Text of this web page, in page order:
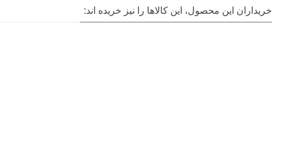
خریداران این محصول، این کالاها را نیز خریده اند: